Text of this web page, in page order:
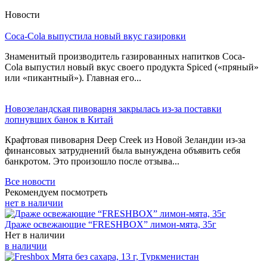
Новости
Coca-Cola выпустила новый вкус газировки
Знаменитый производитель газированных напитков Coca-
Cola выпустил новый вкус своего продукта Spiced («пряный»
или «пикантный»). Главная его...
Новозеландская пивоварня закрылась из-за поставки
лопнувших банок в Китай
Крафтовая пивоварня Deep Creek из Новой Зеландии из-за
финансовых затруднений была вынуждена объявить себя
банкротом. Это произошло после отзыва...
Все новости
Рекомендуем посмотреть
нет в наличии
Драже освежающие “FRESHBOX” лимон-мята, 35г
Нет в наличии
в наличии